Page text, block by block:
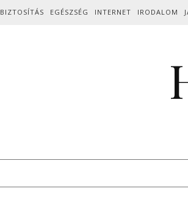
BIZTOSÍTÁS EGÉSZSÉG INTERNET IRODALOM